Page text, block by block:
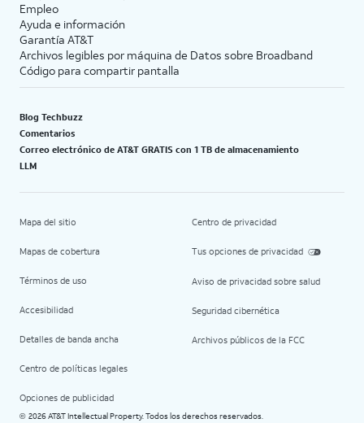
Empleo
Ayuda e información
Garantía AT&T
Archivos legibles por máquina de Datos sobre Broadband
Código para compartir pantalla
Blog Techbuzz
Comentarios
Correo electrónico de AT&T GRATIS con 1 TB de almacenamiento
LLM
Mapa del sitio
Mapas de cobertura
Términos de uso
Accesibilidad
Detalles de banda ancha
Centro de políticas legales
Opciones de publicidad
Centro de privacidad
Tus opciones de privacidad
Aviso de privacidad sobre salud
Seguridad cibernética
Archivos públicos de la FCC
© 2026 AT&T Intellectual Property. Todos los derechos reservados.